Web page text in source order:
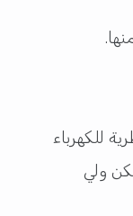
للكهرباء
ولي